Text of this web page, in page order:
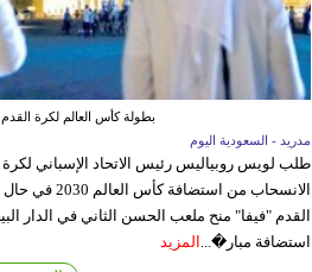
بطولة كأس العالم لكرة القدم
مدريد - السعودية اليوم
طلب لويس روبياليس رئيس الاتحاد الإسباني لكرة
الانسحاب من
القدم "فيفا" منح ملعب الحسن الثاني في الدار
استضافة مبار�... المزيد